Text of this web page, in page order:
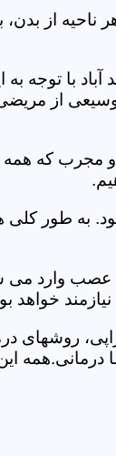
ناحیه از
با توجه به
از مریضی
که همه
به طور کلی
عصب وارد
خواهد
روشهای
این